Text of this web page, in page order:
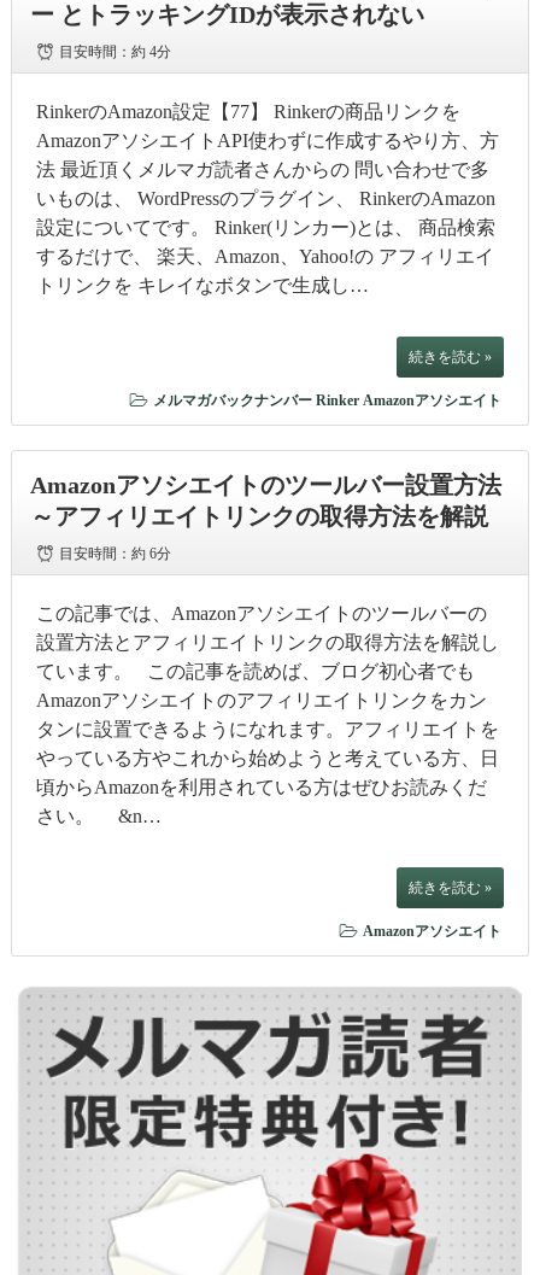
ー とトラッキングIDが表示されない
目安時間：約 4分
RinkerのAmazon設定【77】 Rinkerの商品リンクを
AmazonアソシエイトAPI使わずに作成するやり方、方
法 最近頂くメルマガ読者さんからの 問い合わせで多
いものは、 WordPressのプラグイン、 RinkerのAmazon
設定についてです。 Rinker(リンカー)とは、 商品検索
するだけで、 楽天、Amazon、Yahoo!の アフィリエイ
トリンクを キレイなボタンで生成し…
続きを読む »
メルマガバックナンバー Rinker Amazonアソシエイト
Amazonアソシエイトのツールバー設置方法
～アフィリエイトリンクの取得方法を解説
目安時間：約 6分
この記事では、Amazonアソシエイトのツールバーの
設置方法とアフィリエイトリンクの取得方法を解説し
ています。 この記事を読めば、ブログ初心者でも
Amazonアソシエイトのアフィリエイトリンクをカン
タンに設置できるようになれます。アフィリエイトを
やっている方やこれから始めようと考えている方、日
頃からAmazonを利用されている方はぜひお読みくだ
さい。 &n…
続きを読む »
Amazonアソシエイト